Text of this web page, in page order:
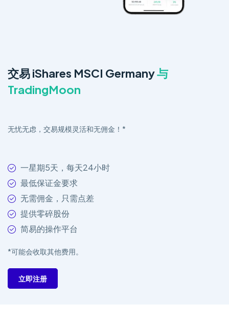
交易 iShares MSCI Germany与
TradingMoon
无忧无虑，交易规模灵活和无佣金！*
一星期5天，每天24小时
最低保证金要求
无需佣金，只需点差
提供零碎股份
简易的操作平台
*可能会收取其他费用。
立即注册